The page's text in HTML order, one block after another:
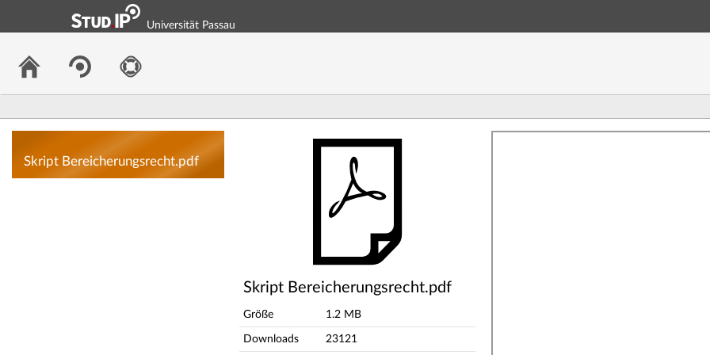
Hauptnavigation
Universität Passau
Skript Bereicherungsrecht.pdf
Skript Bereicherungsrecht.pdf
Skript Bereicherungsrecht.pdf
Größe 1.2 MB
Downloads 23121